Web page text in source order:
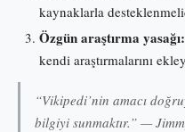
kaynaklarla
Özgün araştırma yasağı:
kendi araştırmalarını
“Vikipedi’nin amacı
bilgiyi sunmaktır.” —